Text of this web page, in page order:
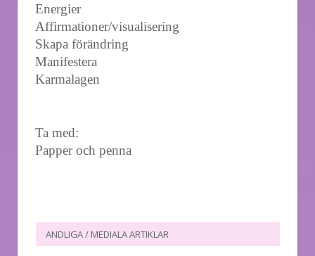
Energier
Affirmationer/visualisering
Skapa förändring
Manifestera
Karmalagen
Ta med:
Papper och penna
ANDLIGA / MEDIALA ARTIKLAR